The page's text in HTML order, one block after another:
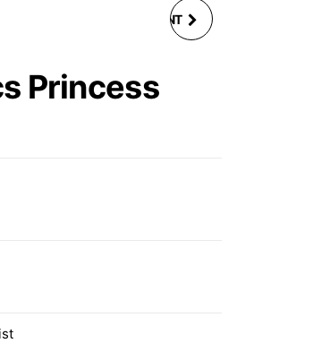
SET COUVERT ENFANT
Princess